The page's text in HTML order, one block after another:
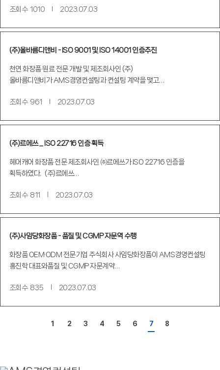
조회수 1010 2023.07.03
(주)올바름디앤비 - ISO 9001 및 ISO 14001 인증추진
천연 화장품 원료 전문 개발 및 제조회사인 (주)
올바름디앤비가 AMS경영컨설팅과 컨설팅 계약을 맺고…
조회수 961 2023.07.03
(주)르에쓰 _ ISO 22716 인증 획득
헤어캐어 화장품 전문 제조회사인 ㈜르에쓰가 ISO 22716 인증을
획득하였다. (주)르에쓰…
조회수 811 2023.07.03
(주)사임당화장품 - 품질 및 CGMP 자문역 수행
화장품 OEM·ODM 전문기업 주식회사 사임당화장품이 AMS경영컨설팅
홍진학 대표와품질 및 CGMP 자문계약…
조회수 835 2023.07.03
1 2 3 4 5 6 7 8